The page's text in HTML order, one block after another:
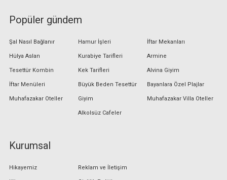
Popüler gündem
Şal Nasıl Bağlanır
Hülya Aslan
Tesettür Kombin
İftar Menüleri
Muhafazakar Oteller
Hamur İşleri
Kurabiye Tarifleri
Kek Tarifleri
Büyük Beden Tesettür
Giyim
Alkolsüz Cafeler
İftar Mekanları
Armine
Alvina Giyim
Bayanlara Özel Plajlar
Muhafazakar Villa Oteller
Kurumsal
Hikayemiz Reklam ve İletişim